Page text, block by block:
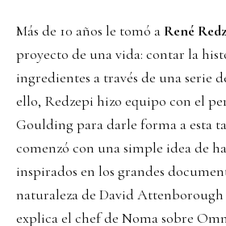
Más de 10 años le tomó a René
proyecto de una vida: contar la
ingredientes a través de una serie
ello, Redzepi hizo equipo con el
Goulding para darle forma a esta
comenzó con una simple idea de
inspirados en los grandes
naturaleza de David Attenborough
explica el chef de Noma sobre